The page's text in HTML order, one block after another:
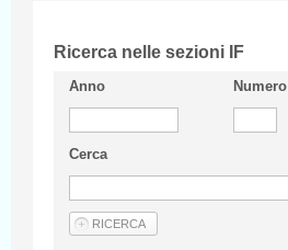
Ricerca nelle sezioni IF
Anno Numero
Cerca